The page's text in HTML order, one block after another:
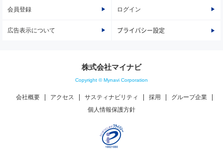
会員登録 ログイン
広告表示について プライバシー設定
株式会社マイナビ
Copyright © Mynavi Corporation
会社概要 アクセス サスティナビリティ 採用
グループ企業
個人情報保護方針